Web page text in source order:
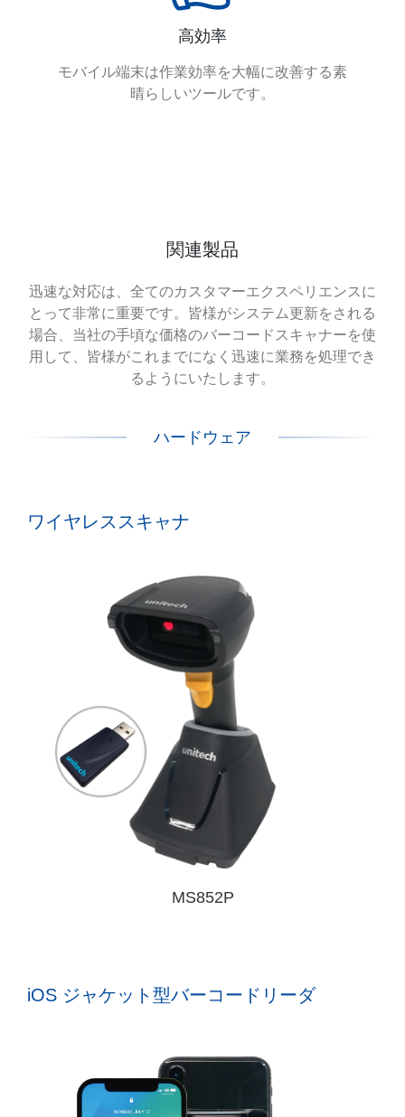
高効率
モバイル端末は作業効率を大幅に改善する素
晴らしいツールです。
関連製品
迅速な対応は、全てのカスタマーエクスペリエンスに
とって非常に重要です。皆様がシステム更新をされる
場合、当社の手頃な価格のバーコードスキャナーを使
用して、皆様がこれまでになく迅速に業務を処理でき
るようにいたします。
ハードウェア
ワイヤレススキャナ
MS852P
iOS ジャケット型バーコードリーダ